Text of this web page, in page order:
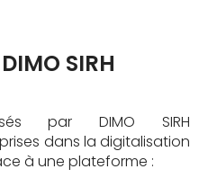
SIRH
par DIMO SIRH
dans la digitalisation
à une plateforme :